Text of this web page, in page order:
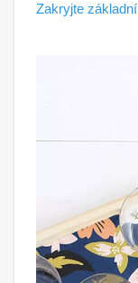
Zakryjte